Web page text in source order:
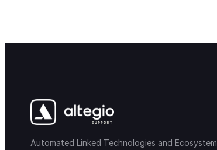
Automated Linked Technologies and Ecosystem